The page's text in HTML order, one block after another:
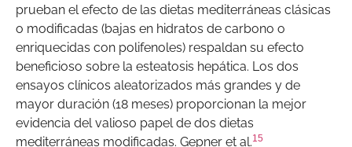
prueban el efecto de las dietas mediterráneas clásicas
o modificadas (bajas en hidratos de carbono o
enriquecidas con polifenoles) respaldan su efecto
beneficioso sobre la esteatosis hepática. Los dos
ensayos clínicos aleatorizados más grandes y de
mayor duración (18 meses) proporcionan la mejor
evidencia del valioso papel de dos dietas
mediterráneas modificadas. Gepner et al.15